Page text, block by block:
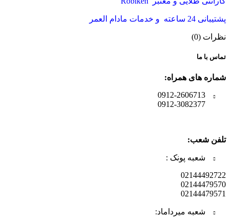
پشتیبانی 24 ساعته و خدمات مادام العمر
نظرات (0)
تماس با ما
شماره های همراه:
0912-2606713
0912-3082377
تلفن شعب:
شعبه پونک :
02144492722
02144479570
02144479571
شعبه میرداماد: